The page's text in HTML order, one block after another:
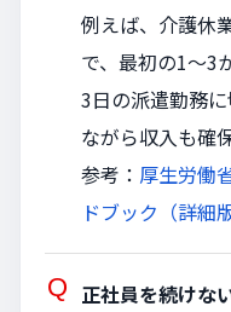
例えば、介護休
で、最初の1～3
3日の派遣勤務
ながら収入も確
参考： 厚生労働
ドブック（詳細版
正社員を続けな